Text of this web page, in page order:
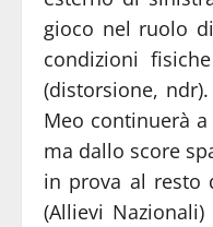
gioco nel ruolo
condizioni
(distorsione,
Meo continuerà a
ma dallo score
in prova al resto
(Allievi